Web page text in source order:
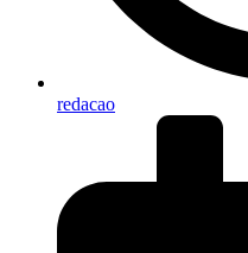
redacao